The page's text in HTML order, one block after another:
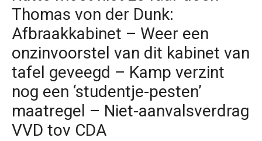
Thomas von der Dunk:
Afbraakkabinet – Weer een
onzinvoorstel van dit kabinet van
tafel geveegd – Kamp verzint
nog een ‘studentje-pesten’
maatregel – Niet-aanvalsverdrag
VVD tov CDA